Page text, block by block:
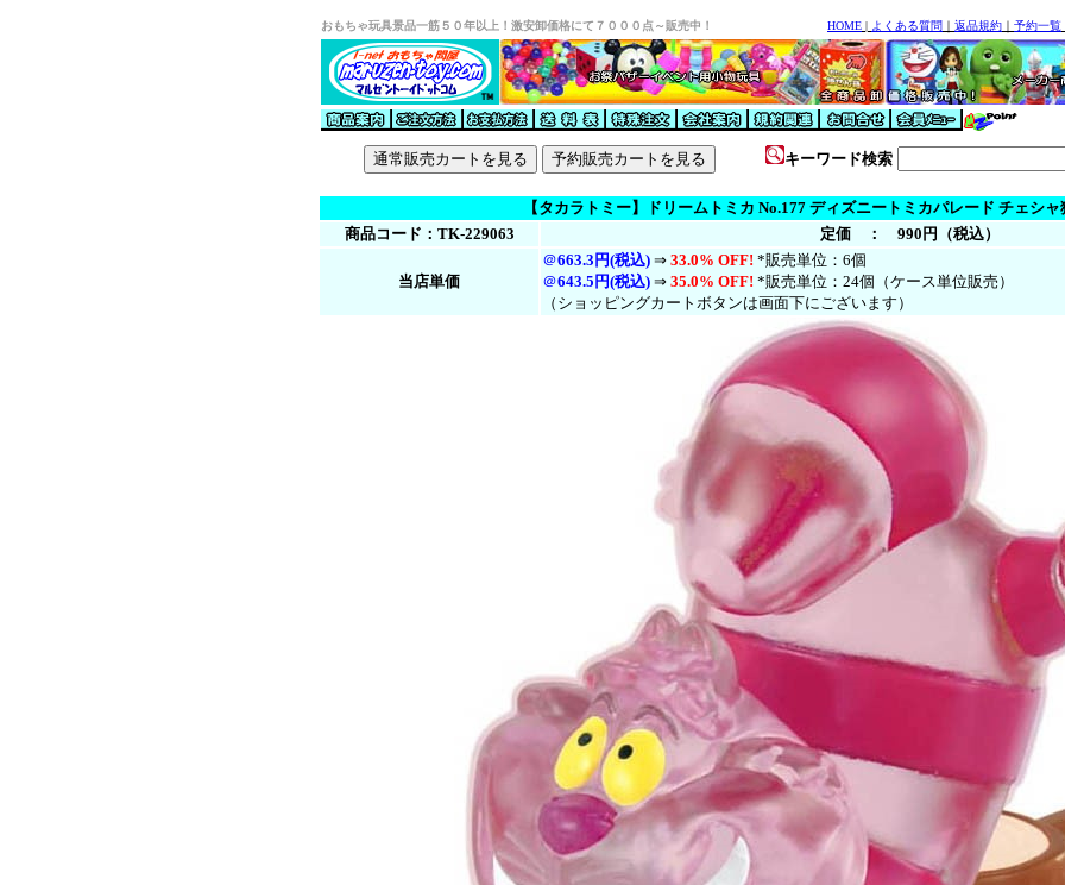
おもちゃ玩具景品一筋５０年以上！激安卸価格にて７０００点～販売中！ HOME | よくある質問 ｜ 返品規約 ｜ 予約一覧
キーワード検索
【タカラトミー】ドリームトミカ No.177 ディズニートミカパレード チェシャ
商品コード：TK-229063
定価 ： 990円（税込）
当店単価
＠663.3円(税込) ⇒ 33.0% OFF! *販売単位：6個
＠643.5円(税込) ⇒ 35.0% OFF! *販売単位：24個（ケース単位販売）
（ショッピングカートボタンは画面下にございます）